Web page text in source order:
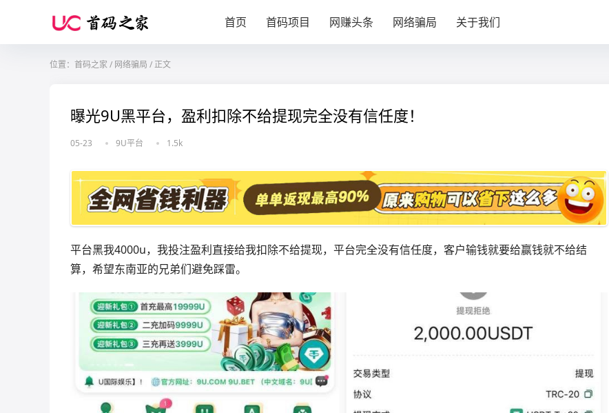
首页 首码项目 网赚头条 网络骗局 关于我们
位置： 首码之家 / 网络骗局 /正文
曝光9U黑平台，盈利扣除不给提现完全没有信任度！
05-23 9U平台 1.5k
平台黑我4000u，我投注盈利直接给我扣除不给提现，平台完全没有信任度，客户输钱就要给赢钱就不给结
算，希望东南亚的兄弟们避免踩雷。